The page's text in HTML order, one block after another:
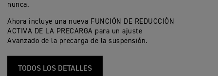
nunca.
Ahora incluye una nueva FUNCIÓN DE REDUCCIÓN
ACTIVA DE LA PRECARGA para un ajuste
Avanzado de la precarga de la suspensión.
TODOS LOS DETALLES